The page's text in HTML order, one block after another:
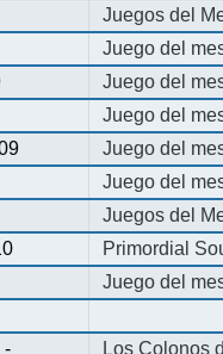
Juegos del
Juego del
Juego del
Juego del
Juego del
Juego del
Juegos del
Primordial
Juego del
-
Los Colonos